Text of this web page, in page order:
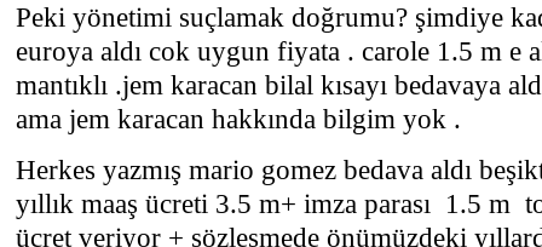
Peki yönetimi suçlamak doğrumu? şimdiye
euroya aldı cok uygun fiyata . carole 1.5 m e
mantıklı .jem karacan bilal kısayı bedavaya
ama jem karacan hakkında bilgim yok .
Herkes yazmış mario gomez bedava aldı
yıllık maaş ücreti 3.5 m+ imza parası 1.5 m
ücret veriyor + sözleşmede önümüzdeki